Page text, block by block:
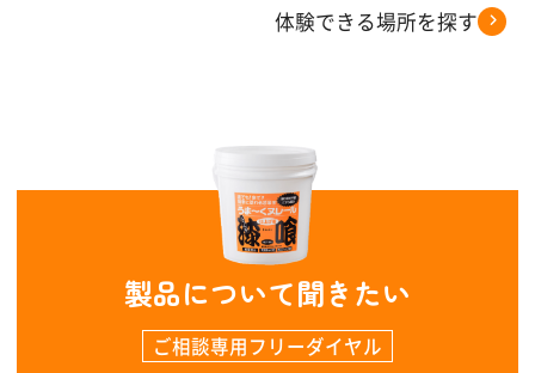
体験できる場所を探す
製品について聞きたい
ご相談専用フリーダイヤル